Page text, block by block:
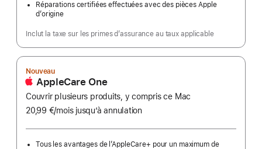
Réparations certifiées effectuées avec des pièces Apple
d’origine
Inclut la taxe sur les primes d’assurance au taux applicable
Nouveau
AppleCare One
Couvrir plusieurs produits, y compris ce Mac
20,99 €/moispar
jusqu’à annulation
Tous les avantages de l’AppleCare+ pour un maximum de